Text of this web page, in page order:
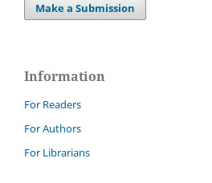
Make a Submission
Information
For Readers
For Authors
For Librarians